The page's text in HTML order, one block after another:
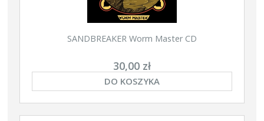
SANDBREAKER Worm Master CD
30,00 zł
DO KOSZYKA